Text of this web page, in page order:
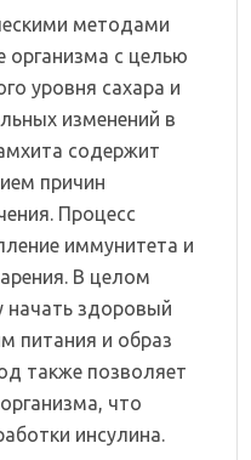
методами
организма с целью
уровня сахара и
изменений в
содержит
причин
Процесс
иммунитета и
В целом
начать здоровый
питания и образ
также позволяет
что
инсулина.